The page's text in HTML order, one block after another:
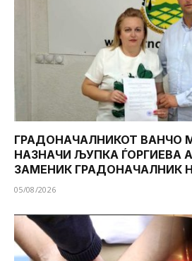
ГРАДОНАЧАЛНИКОТ ВАНЧО
НАЗНАЧИ ЉУПКА ЃОРГИЕВА
ЗАМЕНИК ГРАДОНАЧАЛНИК
05/08/2026